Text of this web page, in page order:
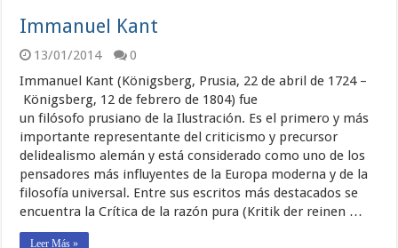
Immanuel Kant
13/01/2014
0
Immanuel Kant (Königsberg, Prusia, 22 de abril de 1724 –
Königsberg, 12 de febrero de 1804) fue
un filósofo prusiano de la Ilustración. Es el primero y más
importante representante del criticismo y precursor
delidealismo alemán y está considerado como uno de los
pensadores más influyentes de la Europa moderna y de la
filosofía universal. Entre sus escritos más destacados se
encuentra la Crítica de la razón pura (Kritik der reinen …
Leer Más »